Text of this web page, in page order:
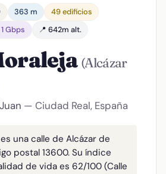
363 m
49 edificios
1 Gbps 📍 642m alt.
(Alcázar
— Ciudad Real, España
una calle de Alcázar de
postal 13600. Su índice
de vida es 62/100 (Calle